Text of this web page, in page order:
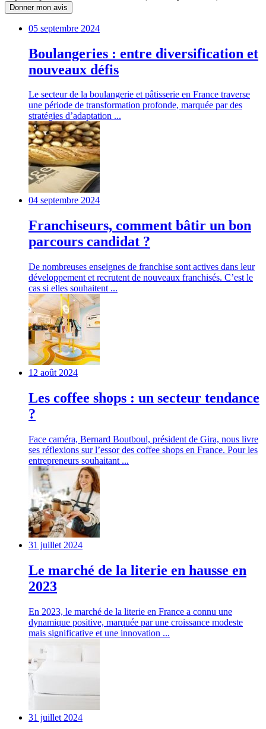
Donner mon avis
05 septembre 2024
Boulangeries : entre diversification et
nouveaux défis
Le secteur de la boulangerie et pâtisserie en France traverse
une période de transformation profonde, marquée par des
stratégies d’adaptation ...
04 septembre 2024
Franchiseurs, comment bâtir un bon
parcours candidat ?
De nombreuses enseignes de franchise sont actives dans leur
développement et recrutent de nouveaux franchisés. C’est le
cas si elles souhaitent ...
12 août 2024
Les coffee shops : un secteur tendance
?
Face caméra, Bernard Boutboul, président de Gira, nous livre
ses réflexions sur l’essor des coffee shops en France. Pour les
entrepreneurs souhaitant ...
31 juillet 2024
Le marché de la literie en hausse en
2023
En 2023, le marché de la literie en France a connu une
dynamique positive, marquée par une croissance modeste
mais significative et une innovation ...
31 juillet 2024